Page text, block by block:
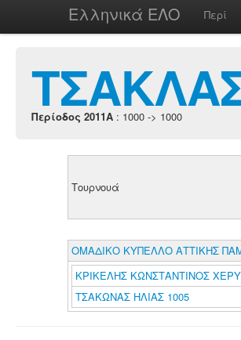
Ελληνικά ΕΛΟ Περί
Περίοδος 2011A : 1000 -> 1000
Τουρνουά
ΟΜΑΔΙΚΟ ΚΥΠΕΛΛΟ ΑΤΤΙΚΗΣ
ΚΡΙΚΕΛΗΣ ΚΩΝΣΤΑΝΤΙΝΟΣ ΧΕΡΥ
ΤΣΑΚΩΝΑΣ ΗΛΙΑΣ 1005